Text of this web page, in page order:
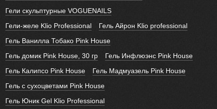
Гели скульптурные VOGUENAILS
Гели-желе Klio Professional
Гель Айрон Klio professional
Гель Ванилла Тобако Pink House
Гель домик Pink House, 30 гр
Гель Инфлюэнс Pink House
Гель Калипсо Pink House
Гель Мадмуазель Pink House
Гель с сухоцветами Pink House
Гель Юник Gel Klio Professional